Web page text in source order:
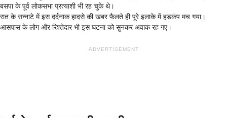
बसपा के पूर्व लोकसभा प्रत्याशी भी रह चुके थे।
रात के सन्नाटे में इस दर्दनाक हादसे की खबर फैलते ही पूरे इलाके में हड़कंप मच गया।
आसपास के लोग और रिश्तेदार भी इस घटना को सुनकर अवाक रह गए।
ADVERTISEMENT